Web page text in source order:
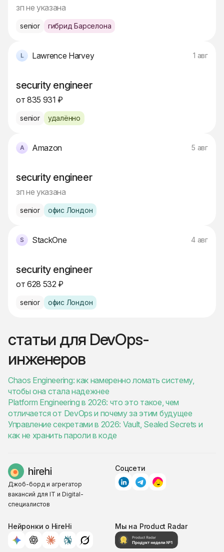
зп не указана
senior гибрид Барселона
Lawrence Harvey 1 авг
security engineer
от 835 931 ₽
senior удалённо
Amazon 5 авг
security engineer
зп не указана
senior офис Лондон
StackOne 4 авг
security engineer
от 628 532 ₽
senior офис Лондон
статьи для DevOps-
инженеров
Chaos Engineering: как намеренно ломать систему,
чтобы она стала надежнее
Platform Engineering в 2026: что это такое, чем
отличается от DevOps и почему за этим будущее
Управление секретами в 2026: Vault, Sealed Secrets и
как не хранить пароли в коде
Джоб-борд и агрегатор
вакансий для IT и Digital-
специалистов
Соцсети
Нейронки о HireHi Мы на Product Radar